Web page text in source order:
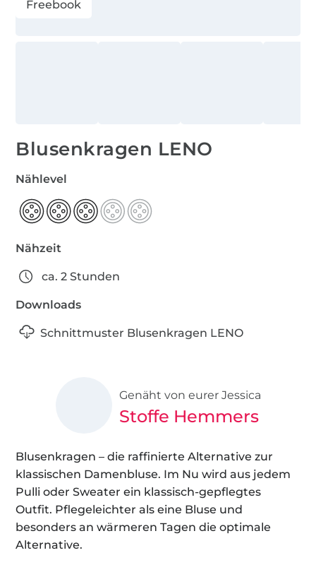
Freebook
Blusenkragen LENO
Nählevel
Nähzeit
ca. 2 Stunden
Downloads
Schnittmuster Blusenkragen LENO
Genäht von eurer Jessica
Stoffe Hemmers
Blusenkragen – die raffinierte Alternative zur
klassischen Damenbluse. Im Nu wird aus jedem
Pulli oder Sweater ein klassisch-gepflegtes
Outfit. Pflegeleichter als eine Bluse und
besonders an wärmeren Tagen die optimale
Alternative.